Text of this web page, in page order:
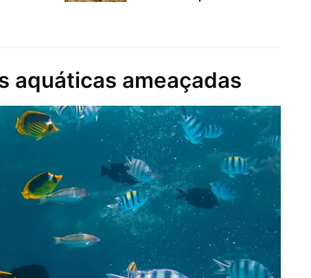
aquáticas ameaçadas